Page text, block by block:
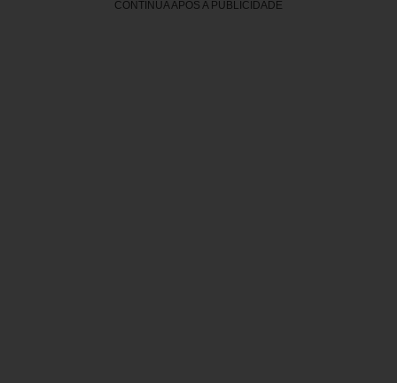
CONTINUA APÓS A PUBLICIDADE